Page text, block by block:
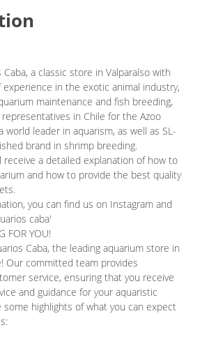
Caba, a classic store in Valparaíso with
experience in the exotic animal industry,
maintenance and fish breeding,
in Chile for the Azoo
world leader in aquarism, as well as SL-
brand in shrimp breeding.
receive a detailed explanation of how to
and how to provide the best quality
you can find us on Instagram and
caba'
FOR YOU!
Caba, the leading aquarium store in
Our committed team provides
service, ensuring that you receive
and guidance for your aquaristic
some highlights of what you can expect